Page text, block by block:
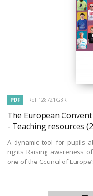
PDF Ref 128721GBR
The European
- Teaching resources
A dynamic tool for pupils
rights Raising awareness
one of the Council of